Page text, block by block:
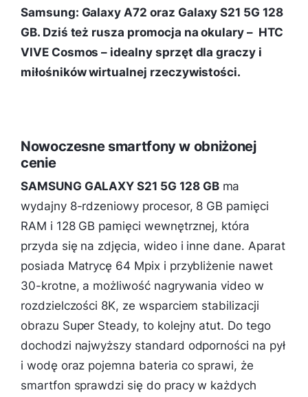
Samsung: Galaxy A72 oraz Galaxy S21 5G 128
GB. Dziś też rusza promocja na okulary – HTC
VIVE Cosmos – idealny sprzęt dla graczy i
miłośników wirtualnej rzeczywistości.
Nowoczesne smartfony w obniżonej
cenie
SAMSUNG GALAXY S21 5G 128 GBma
wydajny 8-rdzeniowy procesor, 8 GB pamięci
RAM i 128 GB pamięci wewnętrznej, która
przyda się na zdjęcia, wideo i inne dane. Aparat
posiada Matrycę 64 Mpix i przybliżenie nawet
30-krotne, a możliwość nagrywania video w
rozdzielczości 8K, ze wsparciem stabilizacji
obrazu Super Steady, to kolejny atut. Do tego
dochodzi najwyższy standard odporności na pył
i wodę oraz pojemna bateria co sprawi, że
smartfon sprawdzi się do pracy w każdych